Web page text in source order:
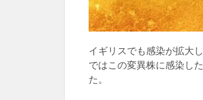
イギリスでも感染が拡大
ではこの変異株に感染し
た。